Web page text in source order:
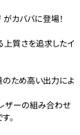
カババに登場！
上質さを追求したイ
ため高い出力によ
ザーの組み合わせ
。